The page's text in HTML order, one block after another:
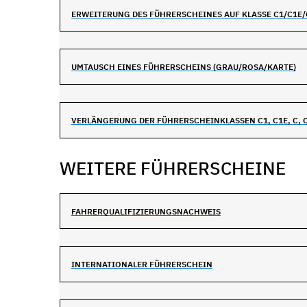
ERWEITERUNG DES FÜHRERSCHEINES AUF KLASSE C1/
UMTAUSCH EINES FÜHRERSCHEINS (GRAU/ROSA/KARTE)
VERLÄNGERUNG DER FÜHRERSCHEINKLASSEN C1, C1E, C,
WEITERE FÜHRERSCHEINE
FAHRERQUALIFIZIERUNGSNACHWEIS
INTERNATIONALER FÜHRERSCHEIN